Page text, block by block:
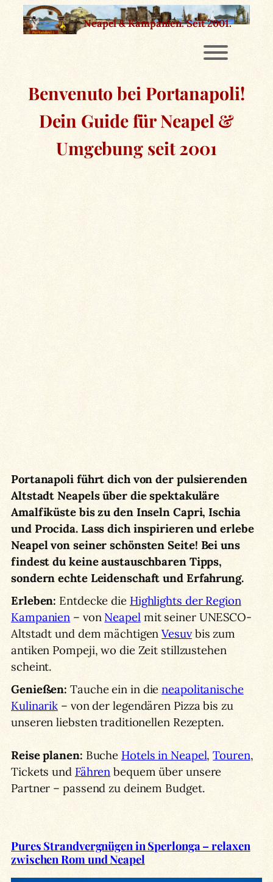
Zum
Inhalt
Neapel & Kampanien.Seit 2001.
Benvenuto bei Portanapoli!
Dein Guide für Neapel &
Umgebung seit 2001
Portanapoli führt dich von der pulsierenden
Altstadt Neapels über die spektakuläre
Amalfiküste bis zu den Inseln Capri, Ischia
und Procida. Lass dich inspirieren und erlebe
Neapel von seiner schönsten Seite! Bei uns
findest du keine austauschbaren Tipps,
sondern echte Leidenschaft und Erfahrung.
Erleben: Entdecke die Highlights der Region
Kampanien – von Neapel mit seiner UNESCO-
Altstadt und dem mächtigenVesuvbis zum
antiken Pompeji, wo die Zeit stillzustehen
scheint.
Genießen: Tauche ein in dieneapolitanische
Kulinarik – von der legendären Pizza bis zu
unseren liebsten traditionellen Rezepten.
Reise planen: Buche Hotels in Neapel,Touren,
Tickets und Fähren bequem über unsere
Partner – passend zu deinem Budget.
Pures Strandvergnügen in Sperlonga – relaxen
zwischen Rom und Neapel